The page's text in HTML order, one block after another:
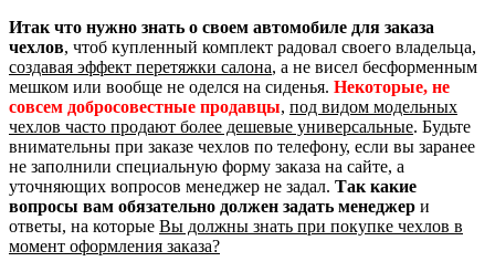
Итак что нужно знать о своем автомобиле для заказа
чехлов, чтоб купленный комплект радовал своего владельца,
создавая эффект перетяжки салона, а не висел бесформенным
мешком или вообще не оделся на сиденья. Некоторые, не
совсем добросовестные продавцы, под видом модельных
чехлов часто продают более дешевые универсальные. Будьте
внимательны при заказе чехлов по телефону, если вы заранее
не заполнили специальную форму заказа на сайте, а
уточняющих вопросов менеджер не задал. Так какие
вопросы вам обязательно должен задать менеджер и
ответы, на которые Вы должны знать при покупке чехлов в
момент оформления заказа?